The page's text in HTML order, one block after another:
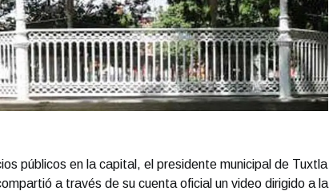
públicos en la capital, el presidente municipal de Tuxtla
a través de su cuenta oficial un video dirigido a la